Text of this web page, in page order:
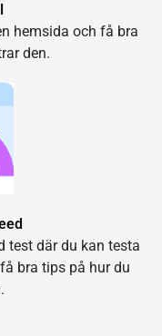
hemsida och få bra
den.
test där du kan testa
bra tips på hur du